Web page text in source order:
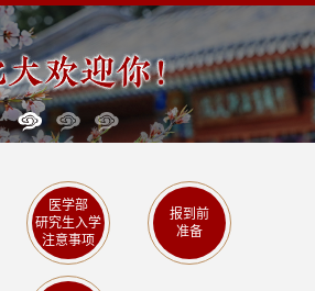
医学部
研究生入学
注意事项
报到前
准备